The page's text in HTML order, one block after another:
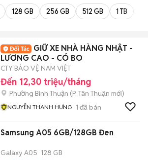
128 GB 256 GB 512 GB 1 TB
GIỮ XE NHÀ HÀNG NHẬT -
LƯƠNG CAO - CÓ BO
CTY BẢO VỆ NAM VIỆT
Đến 12,30 triệu/tháng
Phường Bình Thuận (P. Tân Thuận mới)
NGUYỄN THANH HƯNG 1 đã bán
Samsung A05 6GB/128GB Đen
Galaxy A05 128 GB